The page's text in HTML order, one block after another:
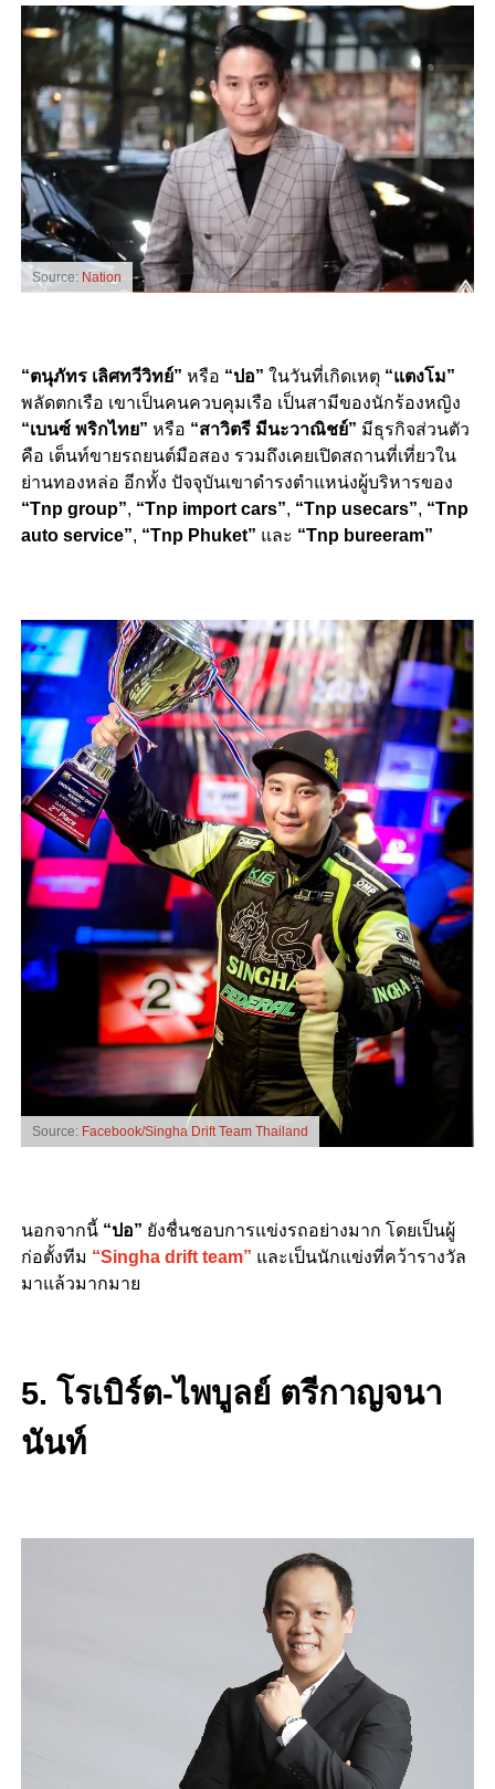
Source: Nation
“ตนุภัทร เลิศทวีวิทย์” หรือ “ปอ” ในวันที่เกิดเหตุ “แตงโม”
พลัดตกเรือ เขาเป็นคนควบคุมเรือ เป็นสามีของนักร้องหญิง
“เบนซ์ พริกไทย” หรือ “สาวิตรี มีนะวาณิชย์” มีธุรกิจส่วนตัว
คือ เต็นท์ขายรถยนต์มือสอง รวมถึงเคยเปิดสถานที่เที่ยวใน
ย่านทองหล่อ อีกทั้ง ปัจจุบันเขาดำรงตำแหน่งผู้บริหารของ
“Tnp group”, “Tnp import cars”, “Tnp usecars”, “Tnp
auto service”, “Tnp Phuket” และ “Tnp bureeram”
Source: Facebook/Singha Drift Team Thailand
นอกจากนี้ “ปอ” ยังชื่นชอบการแข่งรถอย่างมาก โดยเป็นผู้
ก่อตั้งทีม “Singha drift team” และเป็นนักแข่งที่คว้ารางวัล
มาแล้วมากมาย
5. โรเบิร์ต-ไพบูลย์ ตรีกาญจนา
นันท์